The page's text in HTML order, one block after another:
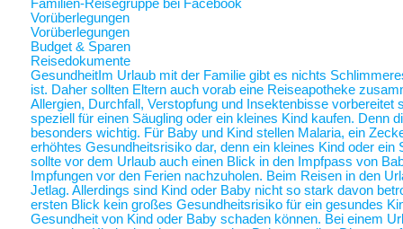
Familien-Reisegruppe bei Facebook
Vorüberlegungen
Vorüberlegungen
Budget & Sparen
Reisedokumente
Gesundheit Im Urlaub mit der Familie gibt es nichts
ist. Daher sollten Eltern auch vorab eine Reiseapotheke
Allergien, Durchfall, Verstopfung und Insektenbisse
speziell für einen Säugling oder ein kleines Kind kaufen. Denn
besonders wichtig. Für Baby und Kind stellen Malaria, ein
erhöhtes Gesundheitsrisiko dar, denn ein kleines Kind oder
sollte vor dem Urlaub auch einen Blick in den Impfpass von
Impfungen vor den Ferien nachzuholen. Beim Reisen in den
Jetlag. Allerdings sind Kind oder Baby nicht so stark davon
ersten Blick kein großes Gesundheitsrisiko für ein gesundes
Gesundheit von Kind oder Baby schaden können. Bei einem